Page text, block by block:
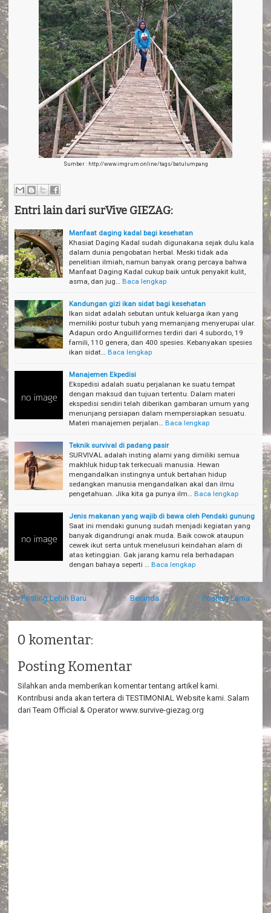
Sumber : http://www.imgrum.online/tags/batulumpang
Entri lain dari surVive GIEZAG:
Manfaat daging kadal bagi kesehatan
Khasiat Daging Kadal sudah digunakana sejak dulu kala
dalam dunia pengobatan herbal. Meski tidak ada
penelitian ilmiah, namun banyak orang percaya bahwa
Manfaat Daging Kadal cukup baik untuk penyakit kulit,
asma, dan jug…
Baca lengkap
Kandungan gizi ikan sidat bagi kesehatan
Ikan sidat adalah sebutan untuk keluarga ikan yang
memiliki postur tubuh yang memanjang menyerupai ular.
Adapun ordo Anguilliformes terdiri dari 4 subordo, 19
famili, 110 genera, dan 400 spesies. Kebanyakan spesies
ikan sidat…
Baca lengkap
Manajemen Ekpedisi
Ekspedisi adalah suatu perjalanan ke suatu tempat
dengan maksud dan tujuan tertentu. Dalam materi
ekspedisi sendiri telah diberikan gambaran umum yang
menunjang persiapan dalam mempersiapkan sesuatu.
Materi manajemen perjalan…
Baca lengkap
Teknik survival di padang pasir
SURVIVAL adalah insting alami yang dimiliki semua
makhluk hidup tak terkecuali manusia. Hewan
mengandalkan instingnya untuk bertahan hidup
sedangkan manusia mengandalkan akal dan ilmu
pengetahuan. Jika kita ga punya ilm…
Baca lengkap
Jenis makanan yang wajib di bawa oleh Pendaki gunung
Saat ini mendaki gunung sudah menjadi kegiatan yang
banyak digandrungi anak muda. Baik cowok ataupun
cewek ikut serta untuk menelusuri keindahan alam di
atas ketinggian. Gak jarang kamu rela berhadapan
dengan bahaya seperti …
Baca lengkap
← Posting Lebih Baru Posting Lama →
Beranda
0 komentar:
Posting Komentar
Silahkan anda memberikan komentar tentang artikel kami.
Kontribusi anda akan tertera di TESTIMONIAL Website kami. Salam
dari Team Official & Operator www.survive-giezag.org